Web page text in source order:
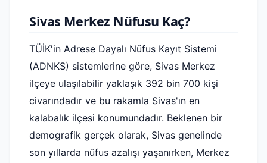
Sivas Merkez Nüfusu Kaç?
TÜİK'in Adrese Dayalı Nüfus Kayıt Sistemi
(ADNKS) sistemlerine göre, Sivas Merkez
ilçeye ulaşılabilir yaklaşık 392 bin 700 kişi
civarındadır ve bu rakamla Sivas'ın en
kalabalık ilçesi konumundadır. Beklenen bir
demografik gerçek olarak, Sivas genelinde
son yıllarda nüfus azalışı yaşanırken, Merkez